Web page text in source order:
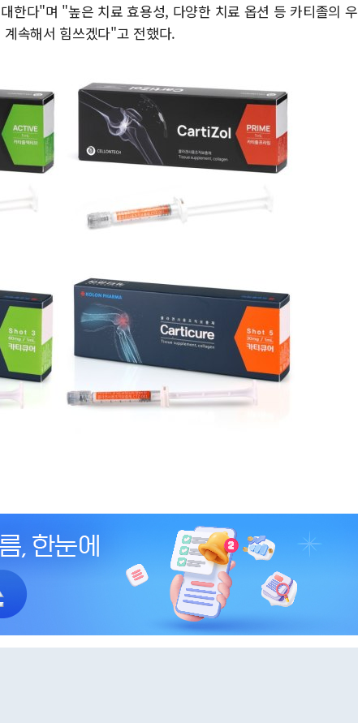
한다"며 "높은 치료 효용성, 다양한 치료 옵션 등 카티졸의 우
속해서 힘쓰겠다"고 전했다.